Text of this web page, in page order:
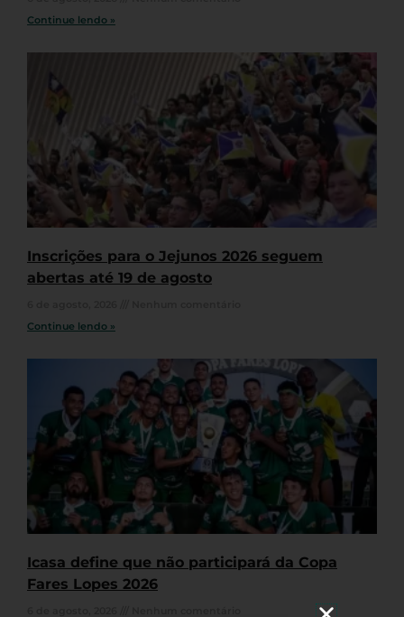
Continue lendo »
Inscrições para o Jejunos 2026 seguem
abertas até 19 de agosto
Continue lendo »
Icasa define que não participará da Copa
Fares Lopes 2026